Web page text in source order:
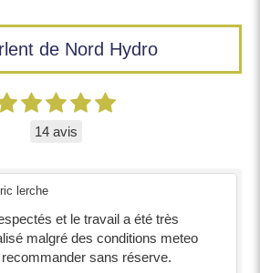
de Nord Hydro
14 avis
lerche
et le travail a été très
malgré des conditions meteo
sans réserve.